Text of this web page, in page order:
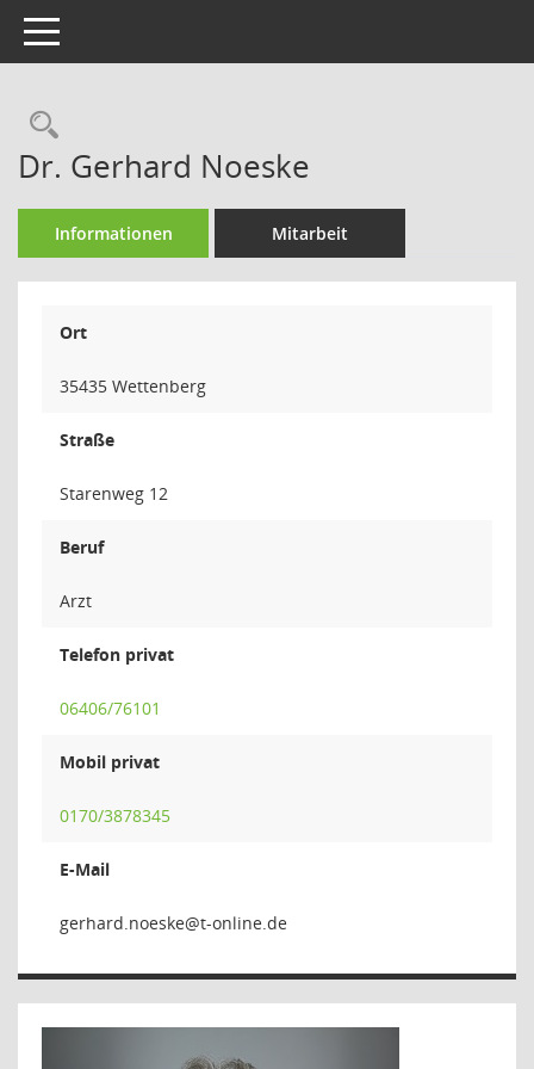
Toggle navigation
Rechercheauswahl
Dr. Gerhard Noeske
Informationen Mitarbeit
Ort
35435 Wettenberg
Straße
Starenweg 12
Beruf
Arzt
Telefon privat
06406/76101
Mobil privat
0170/3878345
E-Mail
ekseon.